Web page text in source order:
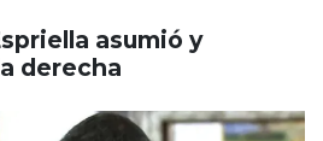
asumió y
derecha